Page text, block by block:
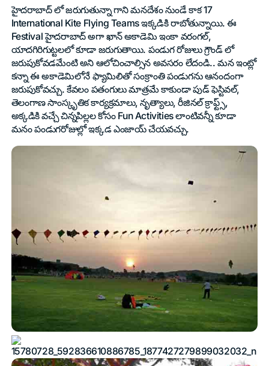
హైదరాబాద్ లో జరుగుతున్నా గాని మనదేశం నుండే కాక 17
International Kite Flying Teams ఇక్కడికి రాబోతున్నాయి. ఈ
Festival హైదరాబాద్ అగా ఖాన్ అకాడెమి ఇంకా వరంగల్,
యాదగిరిగుట్టలలో కూడా జరుగుతాయి. పండుగ రోజులు గ్రౌండ్ లో
జరుపుకోవడమేంటి అని ఆలోచించాల్సిన అవసరం లేదండి.. మన ఇంట్లో
కన్నా ఈ అకాడెమిలోనే ఫ్యామిలితో సంక్రాంతి పండుగను ఆనందంగా
జరుపుకోవచ్చు. కేవలం పతంగులు మాత్రమే కాకుండా పుడ్ ఫెస్టివల్,
తెలంగాణ సాంస్కృతిక కార్యక్రమాలు, నృత్యాలు, రీజినల్ క్రాఫ్ట్స్,
అక్కడికి వచ్చే చిన్నపిల్లల కోసం Fun Activities లాంటివన్నీ కూడా
మనం పండుగరోజుల్లో ఇక్కడ ఎంజాయ్ చేయవచ్చు.